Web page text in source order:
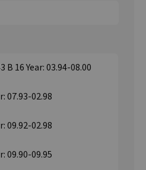
16 Year: 03.94-08.00
07.93-02.98
09.92-02.98
09.90-09.95